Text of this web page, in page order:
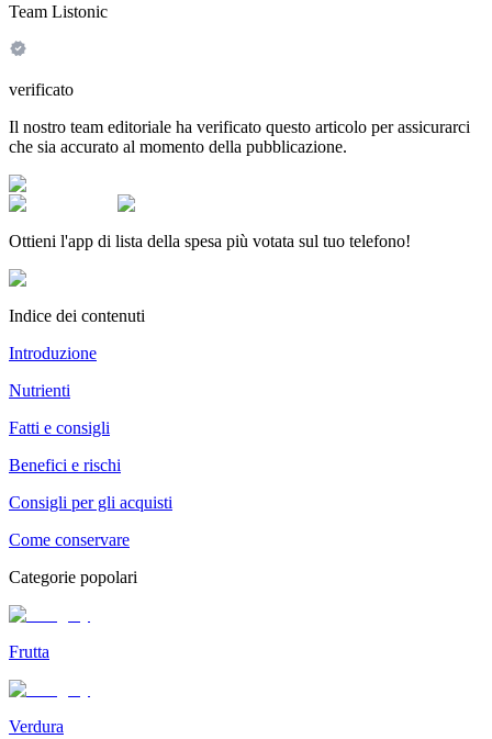
Team Listonic
verificato
Il nostro team editoriale ha verificato questo articolo per assicurarci
che sia accurato al momento della pubblicazione.
Ottieni l'app di lista della spesa più votata sul tuo telefono!
Indice dei contenuti
Introduzione
Nutrienti
Fatti e consigli
Benefici e rischi
Consigli per gli acquisti
Come conservare
Categorie popolari
Frutta
Verdura